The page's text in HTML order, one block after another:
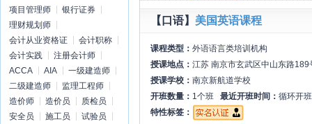
项目管理师
银行证券
理财规划师
会计从业资格证
会计职称
会计实践
注册会计师
ACCA
AIA
一级建造师
二级建造师
监理工程师
造价师
造价员
质检员
安全员
施工员
试验员
【口语】 美国英语课程
课程类型： 外语语言类培训机构
授课地点： 江苏 南京市玄武区中山东路
授课学校： 南京新航道学校
开班数量： 1个班 最近开班时间： 循环开班
特性标签：